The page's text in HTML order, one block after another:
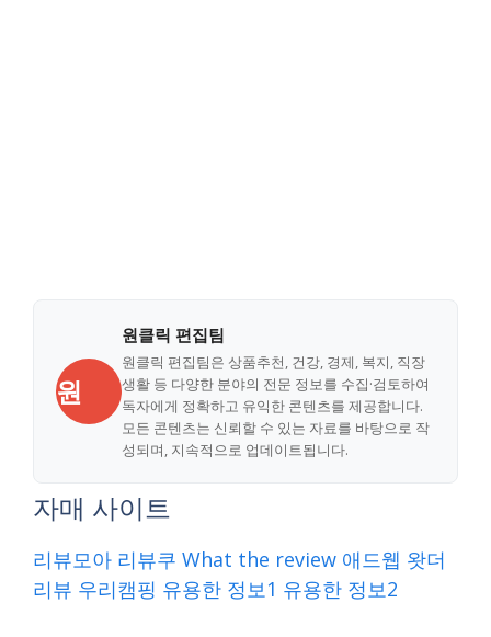
원
원클릭 편집팀
원클릭 편집팀은 상품추천, 건강, 경제, 복지, 직장
생활 등 다양한 분야의 전문 정보를 수집·검토하여
독자에게 정확하고 유익한 콘텐츠를 제공합니다.
모든 콘텐츠는 신뢰할 수 있는 자료를 바탕으로 작
성되며, 지속적으로 업데이트됩니다.
자매 사이트
리뷰모아 리뷰쿠 What the review 애드웹 왓더
리뷰 우리캠핑 유용한 정보1 유용한 정보2